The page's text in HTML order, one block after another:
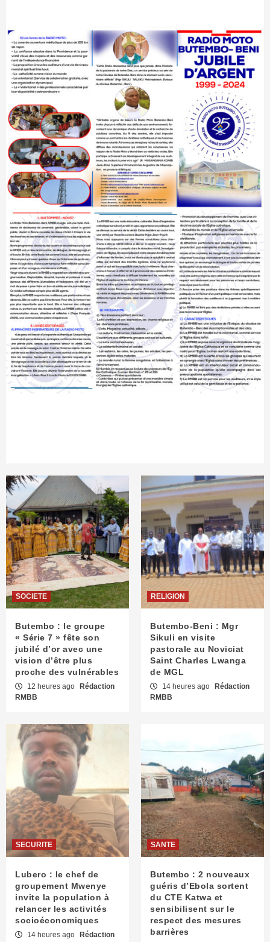
SOCIETE
Butembo : le groupe
« Série 7 » fête son
jubilé d’or avec une
vision d’être plus
proche des vulnérables
12 heures ago
Rédaction
RMBB
RELIGION
Butembo-Beni : Mgr
Sikuli en visite
pastorale au Noviciat
Saint Charles Lwanga
de MGL
14 heures ago
Rédaction
RMBB
SECURITE
Lubero : le chef de
groupement Mwenye
invite la population à
relancer les activités
socioéconomiques
14 heures ago
Rédaction
SANTE
Butembo : 2 nouveaux
guéris d’Ebola sortent
du CTE Katwa et
sensibilisent sur le
respect des mesures
barrières